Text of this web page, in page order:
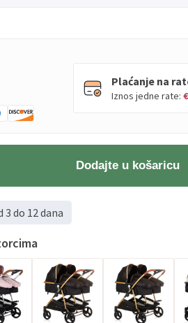
Plaćanje na
Iznos jedne rate:
PBZ Visa
PBZ
Visa
Erste
Visa
Sve
banke
Visa
Dodajte u košaricu
3 do 12 dana